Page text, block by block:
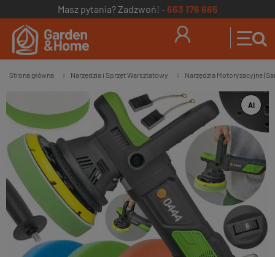
Masz pytania? Zadzwoń! -663 176 665
Strona główna » Narzędzia i Sprzęt Warsztatowy » Narzędzia Motoryzacyjne
AI